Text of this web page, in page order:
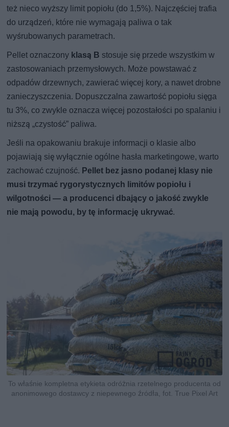
też nieco wyższy limit popiołu (do 1,5%). Najczęściej trafia
do urządzeń, które nie wymagają paliwa o tak
wyśrubowanych parametrach.
Pellet oznaczony klasą B stosuje się przede wszystkim w
zastosowaniach przemysłowych. Może powstawać z
odpadów drzewnych, zawierać więcej kory, a nawet drobne
zanieczyszczenia. Dopuszczalna zawartość popiołu sięga
tu 3%, co zwykle oznacza więcej pozostałości po spalaniu i
niższą „czystość” paliwa.
Jeśli na opakowaniu brakuje informacji o klasie albo
pojawiają się wyłącznie ogólne hasła marketingowe, warto
zachować czujność. Pellet bez jasno podanej klasy nie
musi trzymać rygorystycznych limitów popiołu i
wilgotności — a producenci dbający o jakość zwykle
nie mają powodu, by tę informację ukrywać.
To właśnie kompletna etykieta odróżnia rzetelnego producenta od
anonimowego dostawcy z niepewnego źródła, fot. True Pixel Art